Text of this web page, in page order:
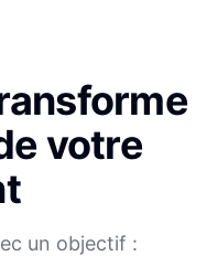
votre
un objectif :